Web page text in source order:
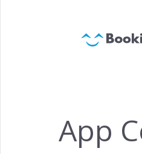
App
App Center
API développeur